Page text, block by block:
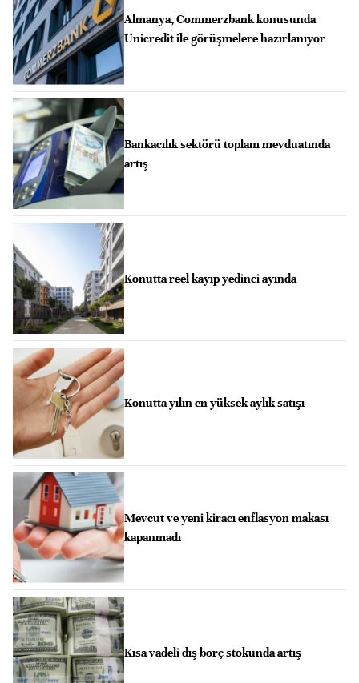
Almanya, Commerzbank konusunda
Unicredit ile görüşmelere hazırlanıyor
Bankacılık sektörü toplam mevduatında
artış
Konutta reel kayıp yedinci ayında
Konutta yılın en yüksek aylık satışı
Mevcut ve yeni kiracı enflasyon makası
kapanmadı
Kısa vadeli dış borç stokunda artış